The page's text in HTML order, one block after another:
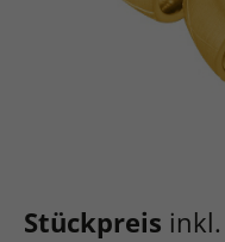
Stückpreis